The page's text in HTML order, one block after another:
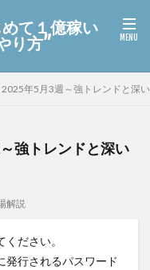
めて１億稼い
り方”
2025年5月3週～強トレンドと深
強トレンドと深い
解説
ださい。
発行されるパスワード